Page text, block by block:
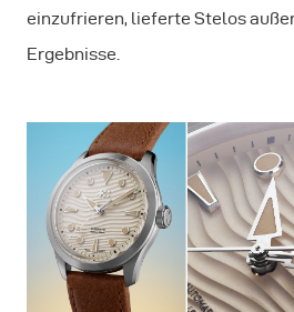
einzufrieren, lieferte Stelos
Ergebnisse.